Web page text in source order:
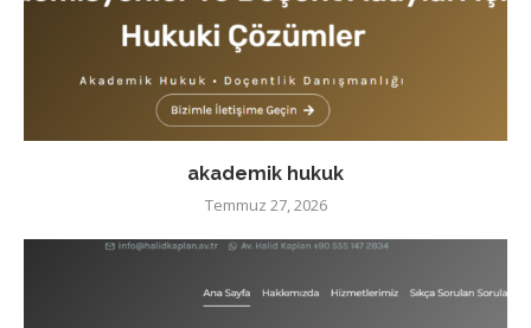
akademik hukuk
Temmuz 27, 2026